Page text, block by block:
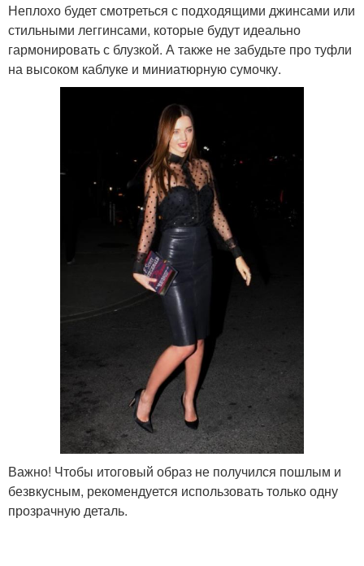
Неплохо будет смотреться с подходящими джинсами или
стильными леггинсами, которые будут идеально
гармонировать с блузкой. А также не забудьте про туфли
на высоком каблуке и миниатюрную сумочку.
Важно! Чтобы итоговый образ не получился пошлым и
безвкусным, рекомендуется использовать только одну
прозрачную деталь.